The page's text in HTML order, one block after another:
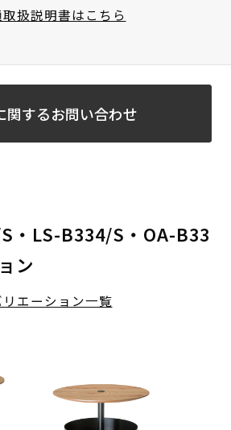
扱説明書はこちら
関するお問い合わせ
・LS-B334/S・OA-B33
ン
リエーション一覧